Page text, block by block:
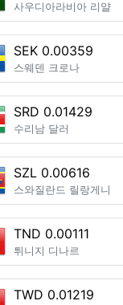
사우디아라비아 리얄
SEK 0.00359
스웨덴 크로나
SRD 0.01429
수리남 달러
SZL 0.00616
스와질란드 릴랑게니
TND 0.00111
튀니지 디나르
TWD 0.01219